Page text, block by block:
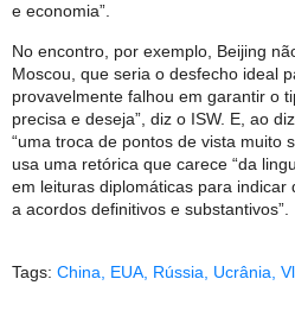
e economia”.
No encontro, por exemplo, Beijing
Moscou, que seria o desfecho ideal
provavelmente falhou em garantir o
precisa e deseja”, diz o ISW. E, ao
“uma troca de pontos de vista muito
usa uma retórica que carece “da
em leituras diplomáticas para indicar
a acordos definitivos e substantivos”.
Tags: China EUA Rússia Ucrânia